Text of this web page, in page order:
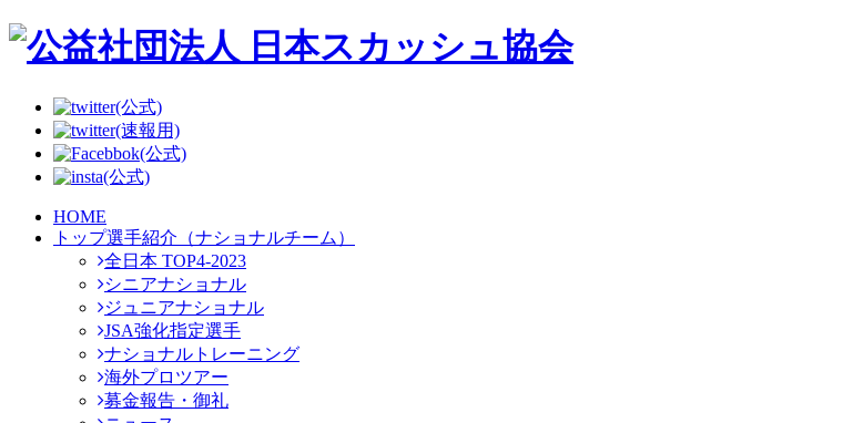
(公式)
(速報用)
(公式)
(公式)
HOME
トップ選手紹介（ナショナルチーム）
全日本 TOP4-2023
シニアナショナル
ジュニアナショナル
JSA強化指定選手
ナショナルトレーニング
海外プロツアー
募金報告・御礼